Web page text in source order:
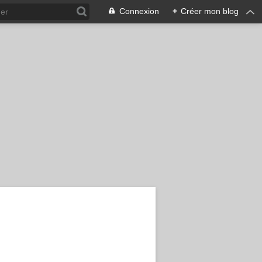
Connexion + Créer mon blog